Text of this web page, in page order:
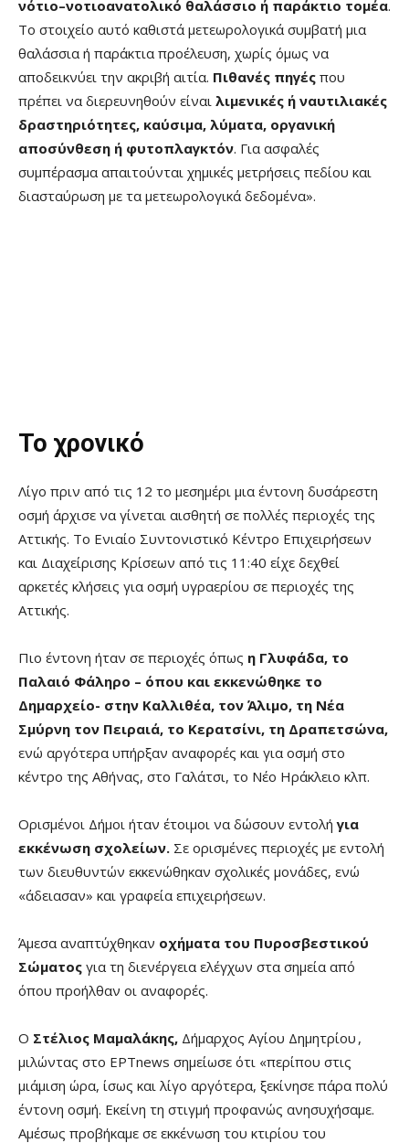
νότιο–νοτιοανατολικό θαλάσσιο ή παράκτιο τομέα.
Το στοιχείο αυτό καθιστά μετεωρολογικά συμβατή μια
θαλάσσια ή παράκτια προέλευση, χωρίς όμως να
αποδεικνύει την ακριβή αιτία. Πιθανές πηγές που
πρέπει να διερευνηθούν είναι λιμενικές ή ναυτιλιακές
δραστηριότητες, καύσιμα, λύματα, οργανική
αποσύνθεση ή φυτοπλαγκτόν. Για ασφαλές
συμπέρασμα απαιτούνται χημικές μετρήσεις πεδίου και
διασταύρωση με τα μετεωρολογικά δεδομένα».
Το χρονικό
Λίγο πριν από τις 12 το μεσημέρι μια έντονη δυσάρεστη
οσμή άρχισε να γίνεται αισθητή σε πολλές περιοχές της
Αττικής. Το Ενιαίο Συντονιστικό Κέντρο Επιχειρήσεων
και Διαχείρισης Κρίσεων από τις 11:40 είχε δεχθεί
αρκετές κλήσεις για οσμή υγραερίου σε περιοχές της
Αττικής.
Πιο έντονη ήταν σε περιοχές όπως η Γλυφάδα, το
Παλαιό Φάληρο – όπου και εκκενώθηκε το
Δημαρχείο- στην Καλλιθέα, τον Άλιμο, τη Νέα
Σμύρνη τον Πειραιά, το Κερατσίνι, τη Δραπετσώνα,
ενώ αργότερα υπήρξαν αναφορές και για οσμή στο
κέντρο της Αθήνας, στο Γαλάτσι, το Νέο Ηράκλειο κλπ.
Ορισμένοι Δήμοι ήταν έτοιμοι να δώσουν εντολήγια
εκκένωση σχολείων. Σε ορισμένες περιοχές με εντολή
των διευθυντών εκκενώθηκαν σχολικές μονάδες, ενώ
«άδειασαν» και γραφεία επιχειρήσεων.
Άμεσα αναπτύχθηκαν οχήματα του Πυροσβεστικού
Σώματος για τη διενέργεια ελέγχων στα σημεία από
όπου προήλθαν οι αναφορές.
Ο Στέλιος Μαμαλάκης, Δήμαρχος Αγίου Δημητρίου ,
μιλώντας στο ΕΡΤnews σημείωσε ότι «περίπου στις
μιάμιση ώρα, ίσως και λίγο αργότερα, ξεκίνησε πάρα πολύ
έντονη οσμή. Εκείνη τη στιγμή προφανώς ανησυχήσαμε.
Αμέσως προβήκαμε σε εκκένωση του κτιρίου του